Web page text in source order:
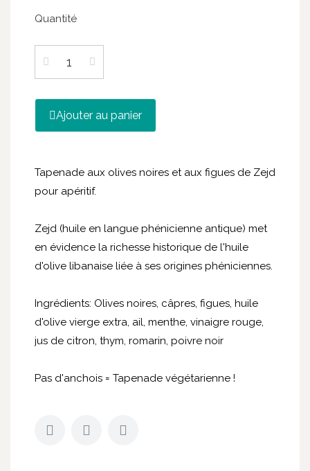
Quantité
Ajouter au panier
Tapenade aux olives noires et aux figues de Zejd
pour apéritif.
Zejd (huile en langue phénicienne antique) met
en évidence la richesse historique de l'huile
d'olive libanaise liée à ses origines phéniciennes.
Ingrédients: Olives noires, câpres, figues, huile
d'olive vierge extra, ail, menthe, vinaigre rouge,
jus de citron, thym, romarin, poivre noir
Pas d'anchois = Tapenade végétarienne !